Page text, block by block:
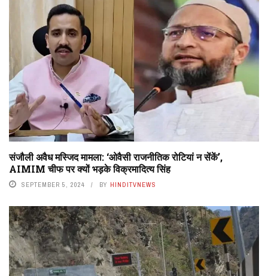
संजौली अवैध मस्जिद मामला: ‘ओवैसी राजनीतिक रोटियां न सेंकें’,
AIMIM चीफ पर क्यों भड़के विक्रमादित्य सिंह
SEPTEMBER 5, 2024 BY HINDITVNEWS